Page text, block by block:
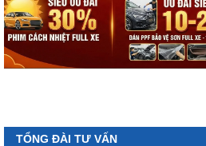
TỔNG ĐÀI TƯ VẤN